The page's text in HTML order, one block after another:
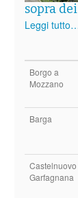
sopra
Leggi
Borgo a
Mozzano
Barga
Castelnuovo
Garfagnana